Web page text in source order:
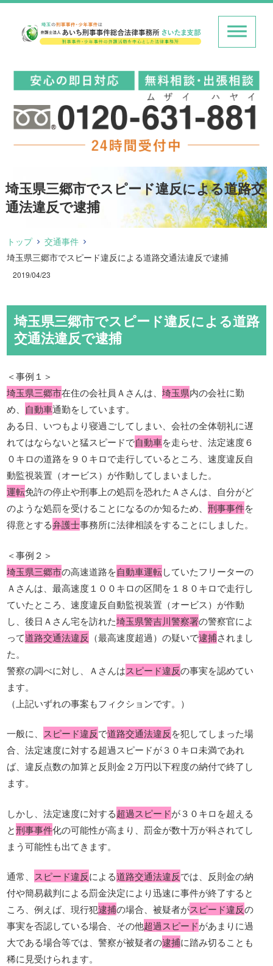
埼玉県三郷市でスピード違反による道路交
通法違反で逮捕
トップ
交通事件
埼玉県三郷市でスピード違反による道路交通法違反で逮捕
2019/04/23
埼玉県三郷市でスピード違反による道路
交通法違反で逮捕
＜事例１＞
埼玉県三郷市在住の会社員Ａさんは、埼玉県内の会社に勤
め、 自動車通勤をしています。
ある日、いつもより寝過ごしてしまい、会社の全体朝礼に遅
れてはならないと猛スピードで自動車を走らせ、法定速度６
０キロの道路を９０キロで走行しているところ、速度違反自
動監視装置（オービス）が作動してしまいました。
運転免許の停止や刑事上の処罰を恐れたＡさんは、自分がど
のような処罰を受けることになるのか知るため、刑事事件を
得意とする弁護士事務所に法律相談をすることにしました。
＜事例２＞
埼玉県三郷市の高速道路を自動車運転していたフリーターの
Ａさんは、最高速度１００キロの区間を１８０キロで走行し
ていたところ、速度違反自動監視装置（オービス）が作動
し、後日Ａさん宅を訪れた埼玉県警吉川警察署の警察官によ
って道路交通法違反 （最高速度超過）の疑いで逮捕されまし
た。
警察の調べに対し、Ａさんはスピード違反の事実を認めてい
ます。
（上記いずれの事案もフィクションです。）
一般に、 スピード違反で道路交通法違反を犯してしまった場
合、法定速度に対する超過スピードが３０キロ未満であれ
ば、違反点数の加算と反則金２万円以下程度の納付で終了し
ます。
しかし、法定速度に対する超過スピードが３０キロを超える
と刑事事件化の可能性が高まり、罰金が数十万が科されてし
まう可能性も出てきます。
通常、 スピード違反による道路交通法違反では、反則金の納
付や簡易裁判による罰金決定により迅速に事件が終了すると
ころ、例えば、現行犯逮捕の場合、被疑者がスピード違反の
事実を否認している場合、その他超過スピードがあまりに過
大である場合等では、警察が被疑者の逮捕に踏み切ることも
稀に見受けられます。